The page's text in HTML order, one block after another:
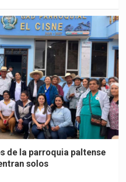
de la parroquia paltense
solos